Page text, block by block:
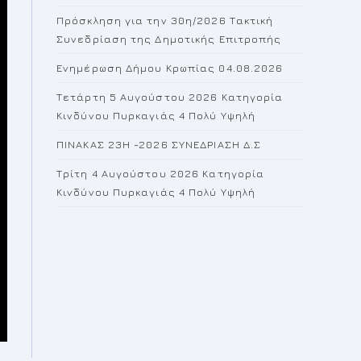
Πρόσκληση για την 30η/2026 Τακτική
Συνεδρίαση της Δημοτικής Επιτροπής
Ενημέρωση Δήμου Κρωπίας 04.08.2026
Τετάρτη 5 Αυγούστου 2026 Κατηγορία
Κινδύνου Πυρκαγιάς 4 Πολύ Υψηλή
ΠΙΝΑΚΑΣ 23H -2026 ΣΥΝΕΔΡΙΑΣΗ Δ.Σ
Τρίτη 4 Αυγούστου 2026 Κατηγορία
Κινδύνου Πυρκαγιάς 4 Πολύ Υψηλή